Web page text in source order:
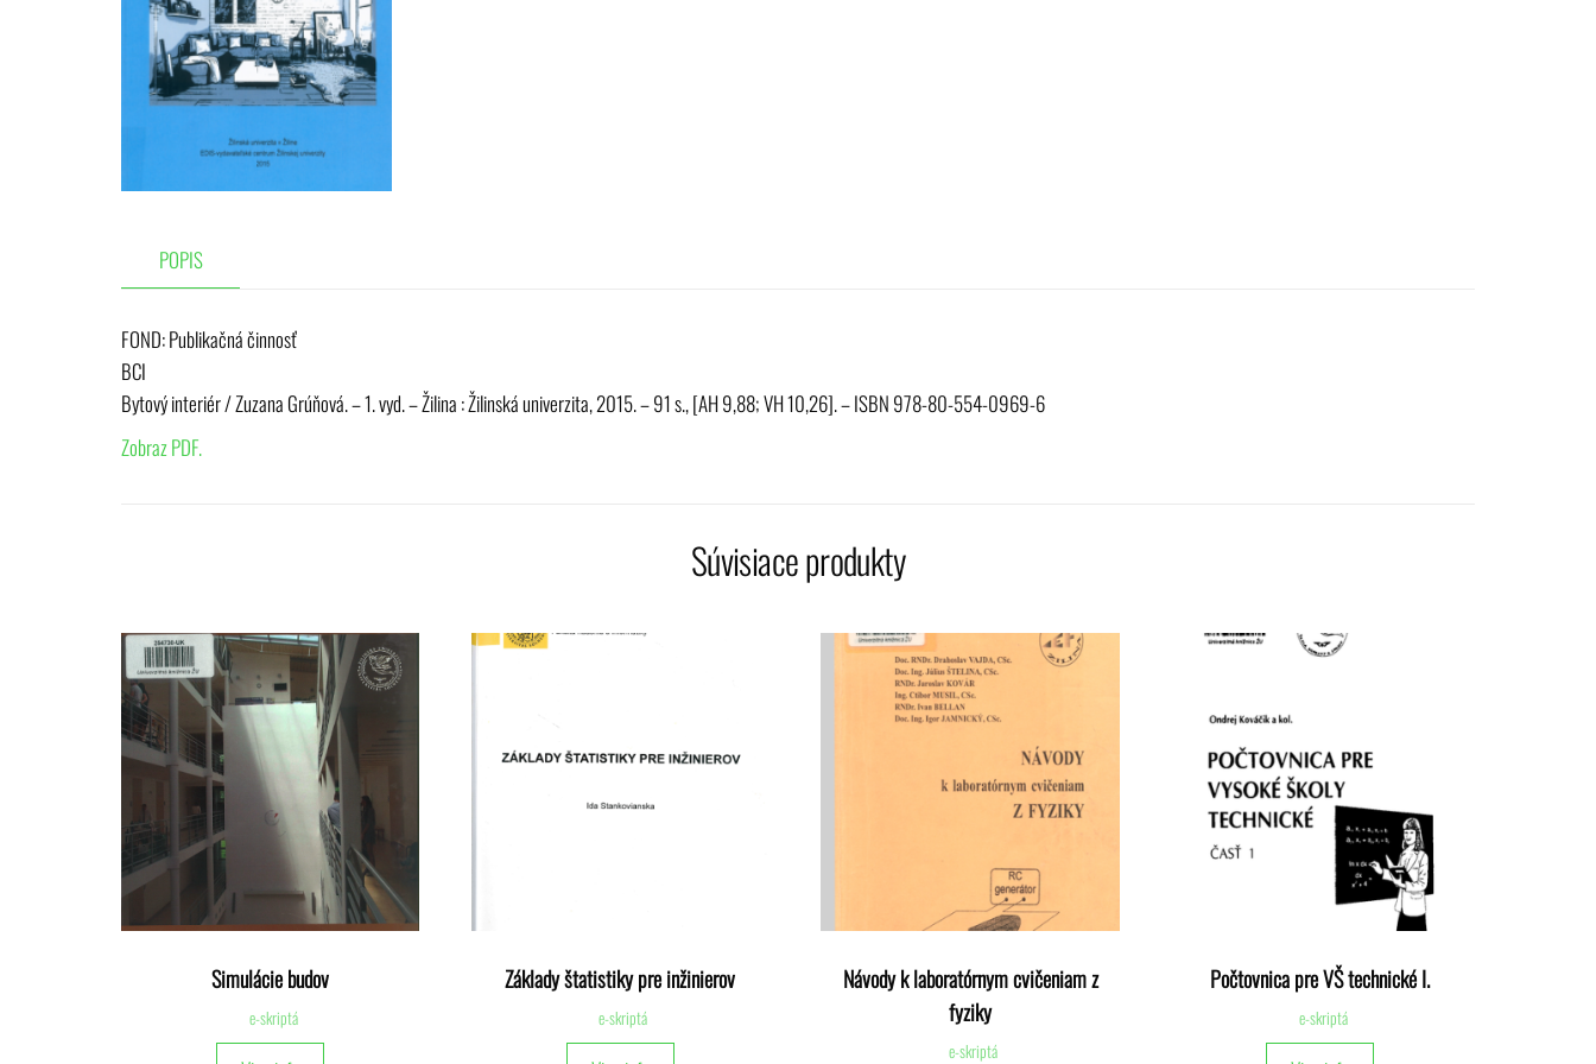
POPIS
FOND: Publikačná činnosť
BCI
Bytový interiér / Zuzana Grúňová. – 1. vyd. – Žilina : Žilinská univerzita, 2015. – 91 s., [AH 9,88; VH 10,26]. – ISBN 978-80-554-0969-6
Zobraz PDF.
Súvisiace produkty
Simulácie budov
e-skriptá
Základy štatistiky pre inžinierov
e-skriptá
Návody k laboratórnym cvičeniam z
fyziky
e-skriptá
Počtovnica pre VŠ technické I.
e-skriptá